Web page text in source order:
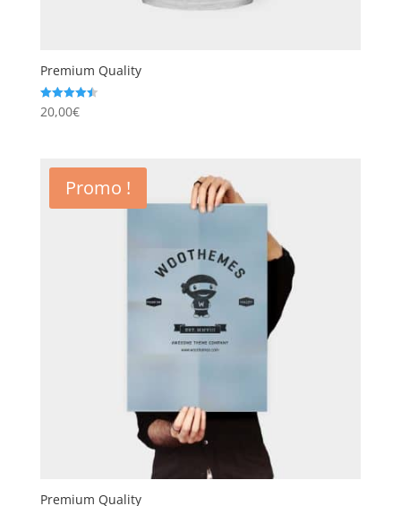
Premium Quality
Note
4.50
20,00€
Promo !
Premium Quality